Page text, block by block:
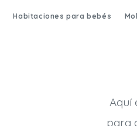
Habitaciones para bebés
Aquí
para